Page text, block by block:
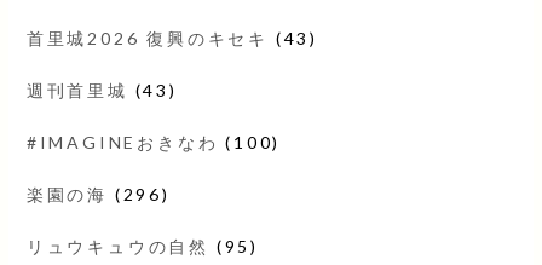
首里城2026 復興のキセキ (43)
週刊首里城 (43)
#IMAGINEおきなわ (100)
楽園の海 (296)
リュウキュウの自然 (95)